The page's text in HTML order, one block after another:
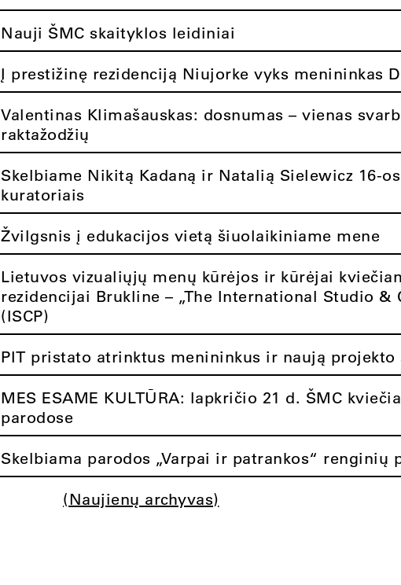
Nauji ŠMC skaityklos leidiniai
Į prestižinę rezidenciją Niujorke vyks menininkas
Valentinas Klimašauskas: dosnumas – vienas
raktažodžių
Skelbiame Nikitą Kadaną ir Natalią Sielewicz 16-
kuratoriais
Žvilgsnis į edukacijos vietą šiuolaikiniame mene
Lietuvos vizualiųjų menų kūrėjos ir kūrėjai
rezidencijai Brukline – „The International Studio &
(ISCP)
PIT pristato atrinktus menininkus ir naują projekto
MES ESAME KULTŪRA: lapkričio 21 d. ŠMC
parodose
Skelbiama parodos „Varpai ir patrankos“ renginių
(Naujienų archyvas)